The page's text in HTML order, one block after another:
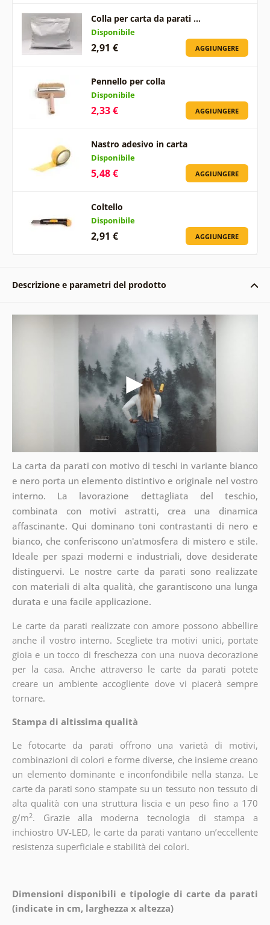
Colla per carta da parati …
Disponibile
2,91 € AGGIUNGERE
Pennello per colla
Disponibile
2,33 € AGGIUNGERE
Nastro adesivo in carta
Disponibile
5,48 € AGGIUNGERE
Coltello
Disponibile
2,91 € AGGIUNGERE
Descrizione e parametri del prodotto
La carta da parati con motivo di teschi in variante bianco
e nero porta un elemento distintivo e originale nel vostro
interno. La lavorazione dettagliata del teschio,
combinata con motivi astratti, crea una dinamica
affascinante. Qui dominano toni contrastanti di nero e
bianco, che conferiscono un'atmosfera di mistero e stile.
Ideale per spazi moderni e industriali, dove desiderate
distinguervi. Le nostre carte da parati sono realizzate
con materiali di alta qualità, che garantiscono una lunga
durata e una facile applicazione.
Le carte da parati realizzate con amore possono abbellire
anche il vostro interno. Scegliete tra motivi unici, portate
gioia e un tocco di freschezza con una nuova decorazione
per la casa. Anche attraverso le carte da parati potete
creare un ambiente accogliente dove vi piacerà sempre
tornare.
Stampa di altissima qualità
Le fotocarte da parati offrono una varietà di motivi,
combinazioni di colori e forme diverse, che insieme creano
un elemento dominante e inconfondibile nella stanza. Le
carte da parati sono stampate su un tessuto non tessuto di
alta qualità con una struttura liscia e un peso fino a 170
g/m2. Grazie alla moderna tecnologia di stampa a
inchiostro UV-LED, le carte da parati vantano un’eccellente
resistenza superficiale e stabilità dei colori.
Dimensioni disponibili e tipologie di carte da parati
(indicate in cm, larghezza x altezza)